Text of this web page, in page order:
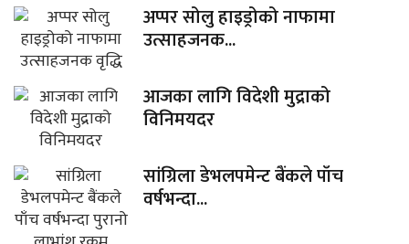
अप्पर सोलु हाइड्रोको नाफामा
उत्साहजनक...
आजका लागि विदेशी मुद्राको
विनिमयदर
सांग्रिला डेभलपमेन्ट बैंकले पाँच
वर्षभन्दा...